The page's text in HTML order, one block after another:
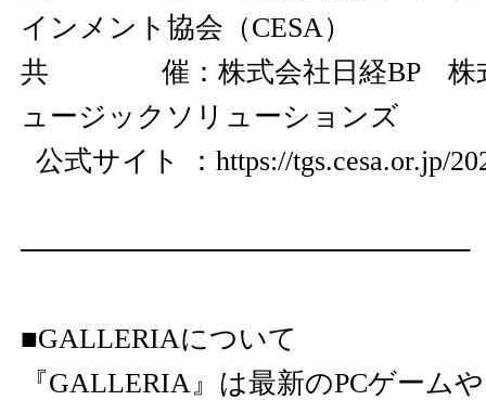
インメント協会（CESA）
共 催：株式会社日経BP 株式
ュージックソリューションズ
公式サイト ： https://tgs.cesa.or.jp/
───────────────────────
■GALLERIAについて
『GALLERIA』は最新のPCゲーム